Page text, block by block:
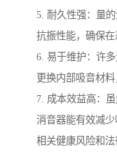
5. 耐久性强：量
抗振性能，确保在
6. 易于维护：许
更换内部吸音材料
7. 成本效益高：
消音器能有效减
相关健康风险和法